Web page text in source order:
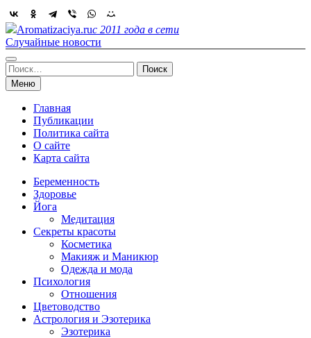
Skip
to
content
Aromatizaciya.ruс 2011 года в сети
Случайные новости
Найти:
Меню
Главная
Публикации
Политика сайта
О сайте
Карта сайта
Беременность
Здоровье
Йога
Медитация
Секреты красоты
Косметика
Макияж и Маникюр
Одежда и мода
Психология
Отношения
Цветоводство
Астрология и Эзотерика
Эзотерика